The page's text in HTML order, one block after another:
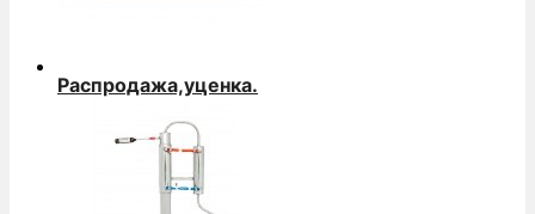
Распродажа,уценка.